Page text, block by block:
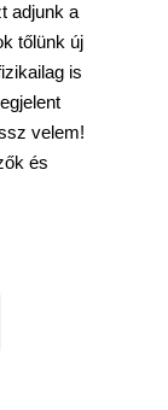
adjunk a
tőlünk új
is
velem!
és